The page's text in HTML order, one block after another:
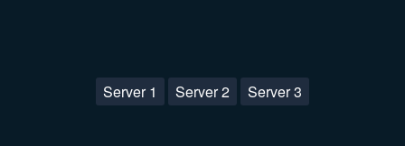
Server 1 Server 2 Server 3